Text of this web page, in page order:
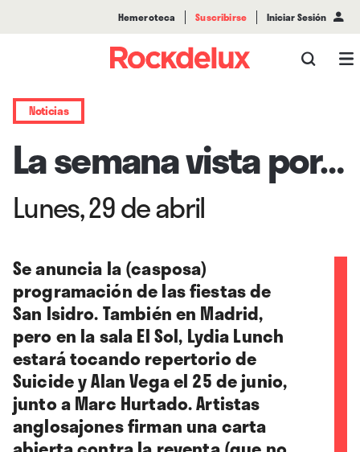
Hemeroteca Suscribirse Iniciar Sesión
Noticias
La semana vista por…
Lunes, 29 de abril
Se anuncia la (casposa)
programación de las fiestas de
San Isidro. También en Madrid,
pero en la sala El Sol, Lydia Lunch
estará tocando repertorio de
Suicide y Alan Vega el 25 de junio,
junto a Marc Hurtado. Artistas
anglosajones firman una carta